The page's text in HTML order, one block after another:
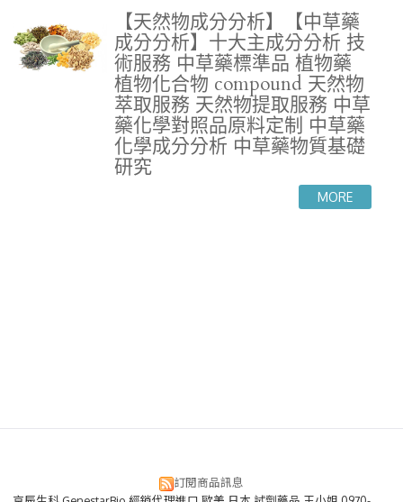
【天然物成分分析】【中草藥
成分分析】十大主成分分析 技
術服務 中草藥標準品 植物藥
植物化合物 compound 天然物
萃取服務 天然物提取服務 中草
藥化學對照品原料定制 中草藥
化學成分分析 中草藥物質基礎
研究
訂閱商品訊息